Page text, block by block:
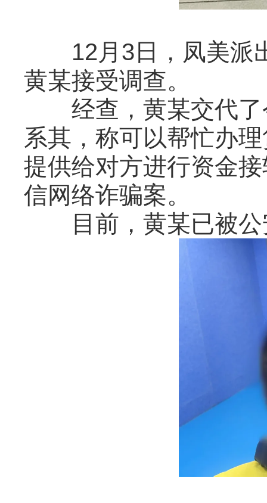
12月3日，凤美派出
黄某接受调查。
经查，黄某交代了
系其，称可以帮忙办
提供给对方进行资金
信网络诈骗案。
目前，黄某已被公